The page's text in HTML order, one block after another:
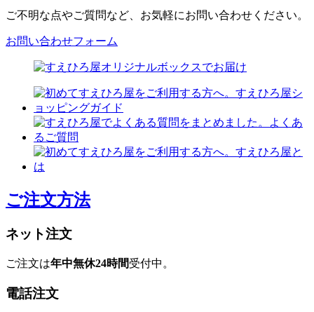
ご不明な点やご質問など、お気軽にお問い合わせください。
お問い合わせフォーム
ご注文方法
ネット注文
ご注文は年中無休24時間受付中。
電話注文